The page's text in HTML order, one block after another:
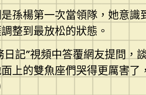
孫楊第一次當領隊，她意識
整到最放松的狀態。
記”視頻中答覆網友提問，
上的雙魚座們哭得更厲害了